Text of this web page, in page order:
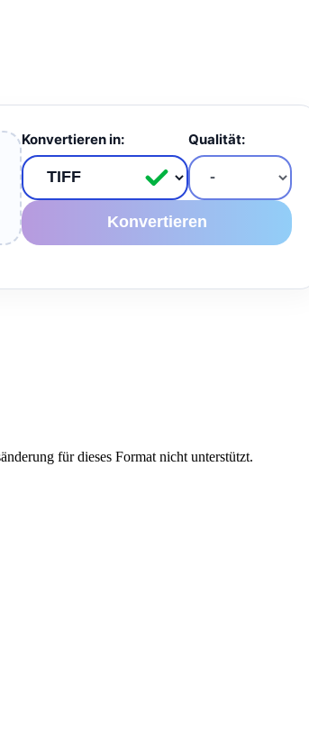
Konvertieren in: Qualität:
Konvertieren
für dieses Format nicht unterstützt.